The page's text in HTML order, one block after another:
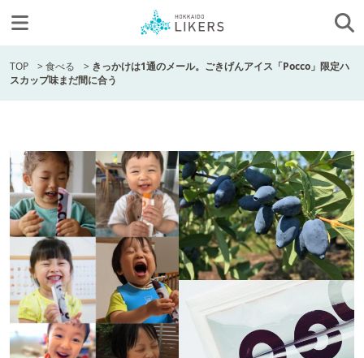
TOP >食べる > きっかけは1通のメール。ごきげんアイス「Pocco」限定ハ
スカップ味まだ間に合う